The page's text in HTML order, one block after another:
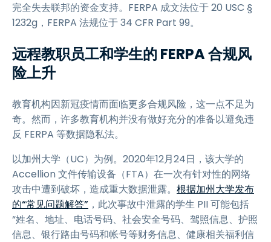
完全失去联邦的资金支持。FERPA 成文法位于 20 USC §
1232g，FERPA 法规位于 34 CFR Part 99。
远程教职员工和学生的 FERPA 合规风
险上升
教育机构因新冠疫情而面临更多合规风险，这一点不足为
奇。然而，许多教育机构并没有做好充分的准备以避免违
反 FERPA 等数据隐私法。
以加州大学（UC）为例。2020年12月24日，该大学的
Accellion 文件传输设备（FTA）在一次有针对性的网络
攻击中遭到破坏，造成重大数据泄露。 根据加州大学发布
的“常见问题解答” ，此次事故中泄露的学生 PII 可能包括
“姓名、地址、电话号码、社会安全号码、驾照信息、护照
信息、银行路由号码和帐号等财务信息、健康相关福利信